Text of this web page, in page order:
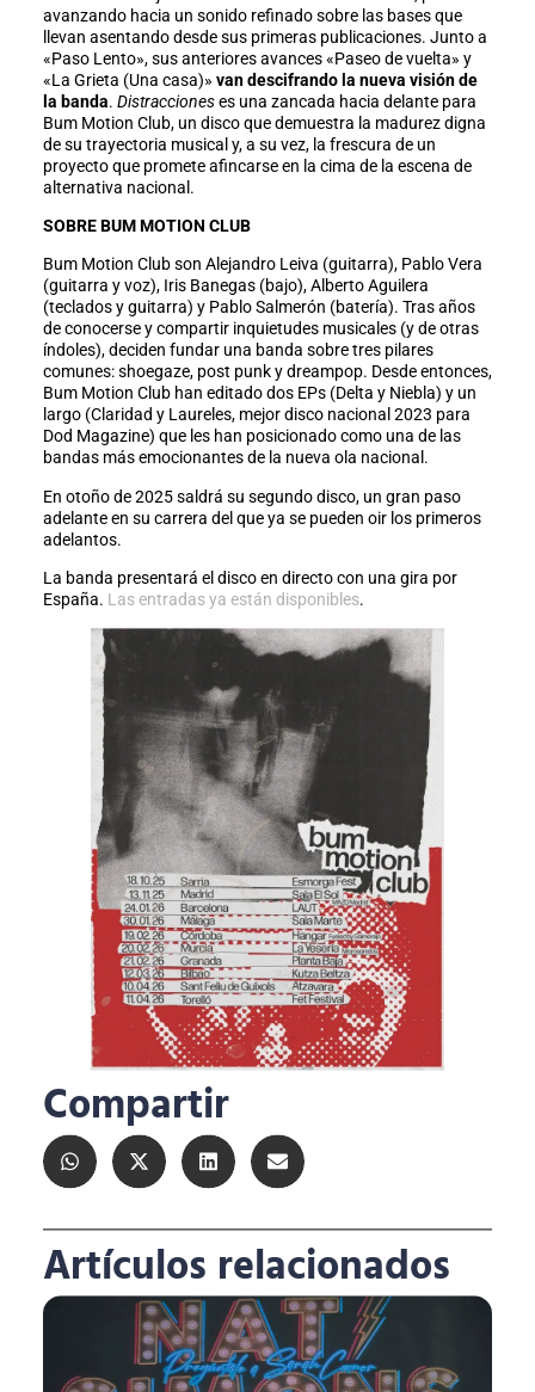
avanzando hacia un sonido refinado sobre las bases que
llevan asentando desde sus primeras publicaciones. Junto a
«Paso Lento», sus anteriores avances «Paseo de vuelta» y
«La Grieta (Una casa)» van descifrando la nueva visión de
la banda. Distraccioneses una zancada hacia delante para
Bum Motion Club, un disco que demuestra la madurez digna
de su trayectoria musical y, a su vez, la frescura de un
proyecto que promete afincarse en la cima de la escena de
alternativa nacional.
SOBRE BUM MOTION CLUB
Bum Motion Club son Alejandro Leiva (guitarra), Pablo Vera
(guitarra y voz), Iris Banegas (bajo), Alberto Aguilera
(teclados y guitarra) y Pablo Salmerón (batería). Tras años
de conocerse y compartir inquietudes musicales (y de otras
índoles), deciden fundar una banda sobre tres pilares
comunes: shoegaze, post punk y dreampop. Desde entonces,
Bum Motion Club han editado dos EPs (Delta y Niebla) y un
largo (Claridad y Laureles, mejor disco nacional 2023 para
Dod Magazine) que les han posicionado como una de las
bandas más emocionantes de la nueva ola nacional.
En otoño de 2025 saldrá su segundo disco, un gran paso
adelante en su carrera del que ya se pueden oir los primeros
adelantos.
La banda presentará el disco en directo con una gira por
España. Las entradas ya están disponibles.
Compartir
Artículos relacionados